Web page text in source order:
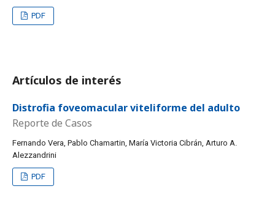
PDF
Artículos de interés
Distrofia foveomacular viteliforme del adulto
Reporte de Casos
Fernando Vera, Pablo Chamartin, María Victoria Cibrán, Arturo A.
Alezzandrini
PDF